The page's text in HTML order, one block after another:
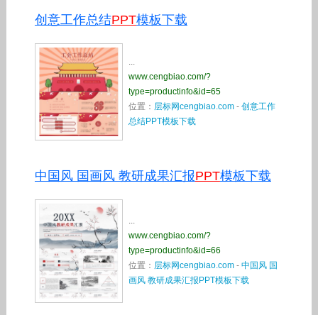
创意工作总结PPT模板下载
...
www.cengbiao.com/?
type=productinfo&id=65
位置： 层标网cengbiao.com- 创意工作
总结PPT模板下载
中国风 国画风 教研成果汇报PPT模板下载
...
www.cengbiao.com/?
type=productinfo&id=66
位置： 层标网cengbiao.com- 中国风 国
画风 教研成果汇报PPT模板下载